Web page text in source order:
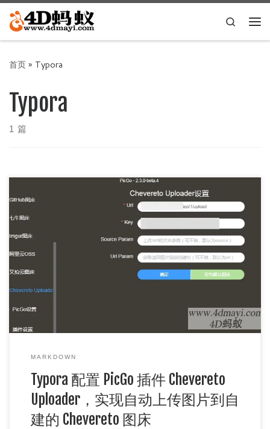
Skip to content
Search
首页» Typora
Typora
1 篇
Typora 是一个美观且强大的 Markdown 文本写作工具，并且
提供了自动同步本地图片上传到服务器的功能，配合PicGo可
以 […]
MARKDOWN
Typora 配置 PicGo 插件 Chevereto
Uploader，实现自动上传图片到自
建的 Chevereto 图床